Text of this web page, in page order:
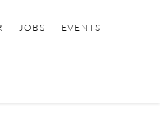
JOBS EVENTS